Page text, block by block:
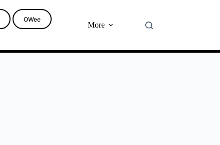
OWee
More